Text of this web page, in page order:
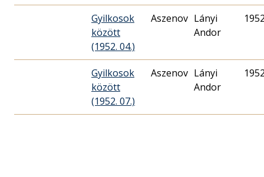
Gyilkosok
között
(1952. 04.)
Aszenov Lányi
Andor
Gyilkosok
között
(1952. 07.)
Aszenov Lányi
Andor